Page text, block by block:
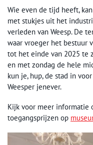
Wie even de tijd heeft,
met stukjes uit het
verleden van Weesp. De
waar vroeger het bestuur
tot het einde van 2025 te
en met zondag de hele
kun je, hup, de stad in
Weesper jenever.
Kijk voor meer informatie
toegangsprijzen op